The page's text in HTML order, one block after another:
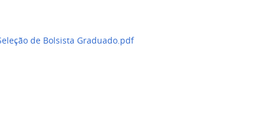
de Bolsista Graduado.pdf